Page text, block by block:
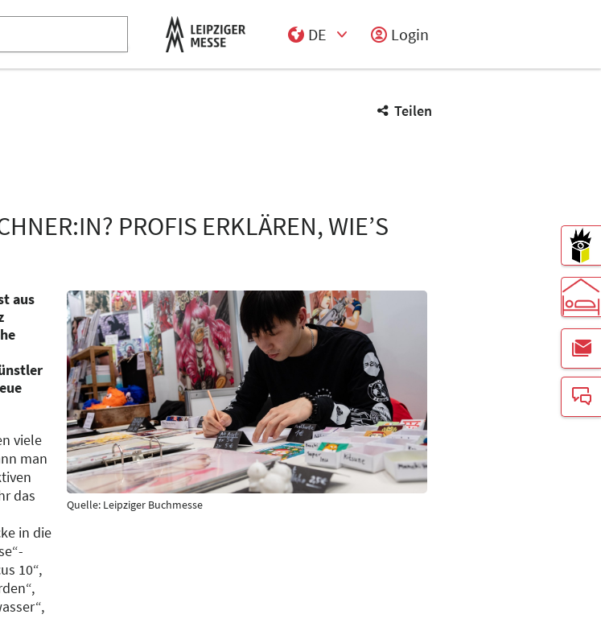
DE
Login
Teilen
PROFIS ERKLÄREN, WIE’S
aus
viele
man
das
in die
10“,
Quelle: Leipziger Buchmesse